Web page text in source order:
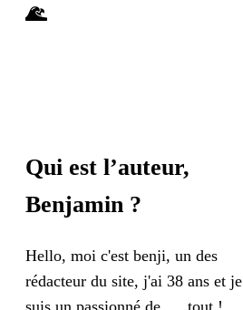
Qui est l’auteur,
Benjamin ?
Hello, moi c'est benji, un des
rédacteur du site, j'ai 38 ans et je
suis un passionné de .... tout !